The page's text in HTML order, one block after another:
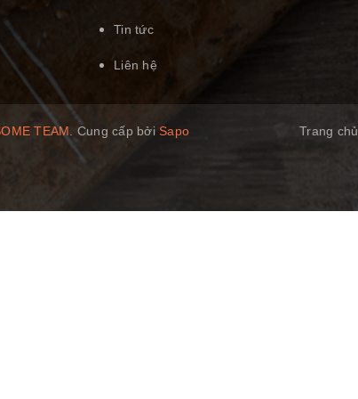
Tin tức
Liên hệ
Trang chủ
TEAM. Cung cấp bởi Sapo